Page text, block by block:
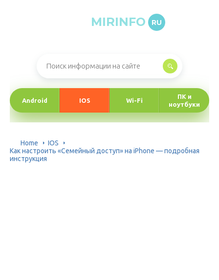
MIRINFO RU
Android IOS Wi-Fi
ПК и
ноутбуки
Home
IOS
Как настроить «Семейный доступ» на iPhone — подробная
инструкция